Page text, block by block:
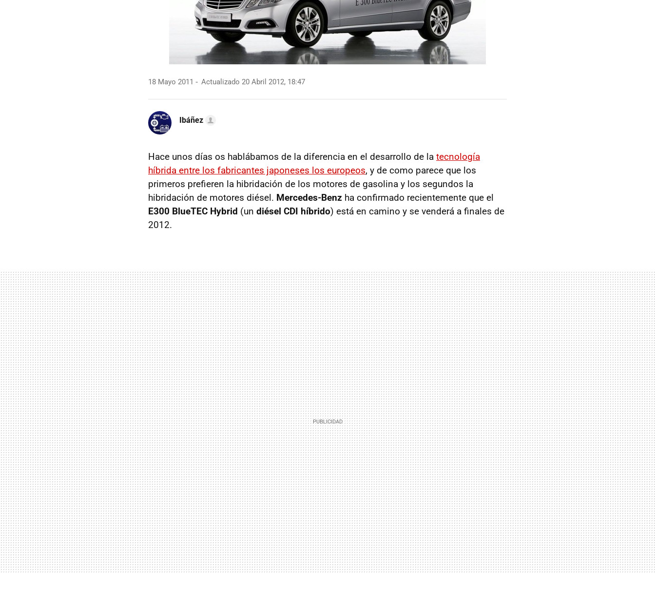
18 Mayo 2011 Actualizado 20 Abril 2012, 18:47
Ibáñez
Hace unos días os hablábamos de la diferencia en el desarrollo de la tecnología
híbrida entre los fabricantes japoneses los europeos, y de como parece que los
primeros prefieren la hibridación de los motores de gasolina y los segundos la
hibridación de motores diésel. Mercedes-Benz ha confirmado recientemente que el
E300 BlueTEC Hybrid (un diésel CDI híbrido) está en camino y se venderá a finales de
2012.